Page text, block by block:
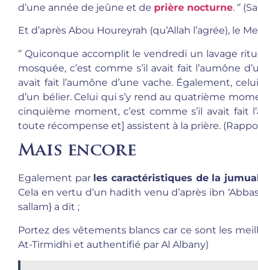
d’une année de jeûne et de prière nocturne. ‘’
Et d’après Abou Houreyrah (qu’Allah l’agrée), le
‘’ Quiconque accomplit le vendredi un lavage
mosquée, c’est comme s’il avait fait l’aumône
avait fait l’aumône d’une vache. Également,
d’un bélier. Celui qui s’y rend au quatrième
cinquième moment, c’est comme s’il avait fait
toute récompense et] assistent à la prière.
Mais encore
Egalement par les caractéristiques de la
Cela en vertu d’un hadith venu d’après ibn
sallam} a dit ;
Portez des vêtements blancs car ce sont les
At-Tirmidhi et authentifié par Al Albany)